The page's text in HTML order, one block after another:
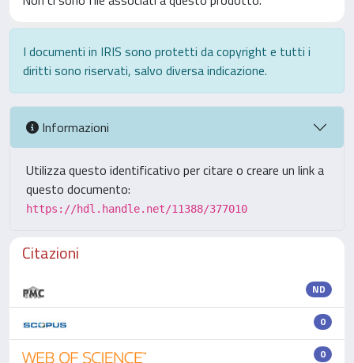
I documenti in IRIS sono protetti da copyright e tutti i
diritti sono riservati, salvo diversa indicazione.
Informazioni
Utilizza questo identificativo per citare o creare un link a
questo documento:
https://hdl.handle.net/11388/377010
Citazioni
ND
0
0